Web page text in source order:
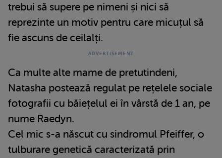
trebui să supere pe nimeni și nici să
reprezinte un motiv pentru care micuțul să
fie ascuns de ceilalți.
Ca multe alte mame de pretutindeni,
Natasha postează regulat pe rețelele sociale
fotografii cu băiețelul ei în vârstă de 1 an, pe
nume Raedyn.
Cel mic s-a născut cu sindromul Pfeiffer, o
tulburare genetică caracterizată prin